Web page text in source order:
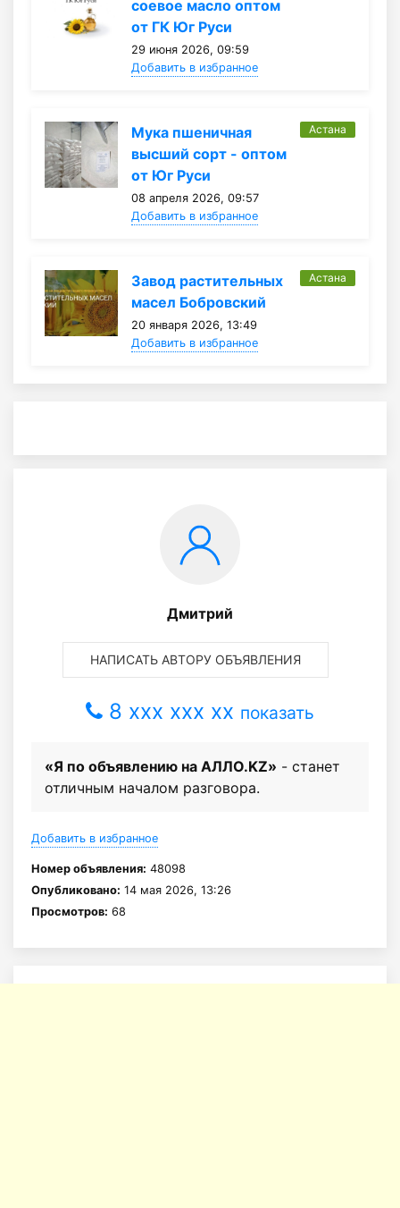
соевое масло оптом
от ГК Юг Руси
29 июня 2026, 09:59
Добавить в избранное
Мука пшеничная
высший сорт - оптом
от Юг Руси
08 апреля 2026, 09:57
Добавить в избранное
Астана
Завод растительных
масел Бобровский
20 января 2026, 13:49
Добавить в избранное
Астана
Дмитрий
НАПИСАТЬ АВТОРУ ОБЪЯВЛЕНИЯ
8 xxx xxx xx показать
«Я по объявлению на АЛЛО.KZ» - станет
отличным началом разговора.
Добавить в избранное
Номер объявления: 48098
Опубликовано: 14 мая 2026, 13:26
Просмотров: 68